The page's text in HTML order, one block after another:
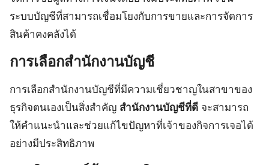
ระบบบัญชีที่สามารถเชื่อมโยงกับการขายและการจัดการ
สินค้าคงคลังได้
การเลือกสำนักงานบัญชี
การเลือกสำนักงานบัญชีที่มีความเชี่ยวชาญในสาขาของ
ธุรกิจตนเองเป็นสิ่งสำคัญ สำนักงานบัญชีที่ดี จะสามารถ
ให้คำแนะนำและช่วยแก้ไขปัญหาที่เจ้าของกิจการเจอได้
อย่างมีประสิทธิภาพ